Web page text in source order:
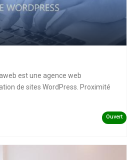
est une agence web
de sites WordPress. Proximité
Ouvert